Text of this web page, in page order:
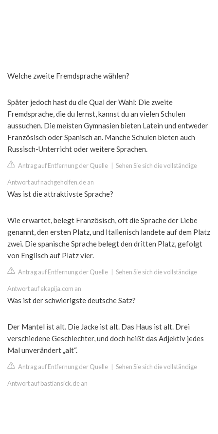
Welche zweite Fremdsprache wählen?
Später jedoch hast du die Qual der Wahl: Die zweite
Fremdsprache, die du lernst, kannst du an vielen Schulen
aussuchen. Die meisten Gymnasien bieten Latein und entweder
Französisch oder Spanisch an. Manche Schulen bieten auch
Russisch-Unterricht oder weitere Sprachen.
Antrag auf Entfernung der Quelle Sehen Sie sich die vollständige
Antwort auf nachgeholfen.de an
Was ist die attraktivste Sprache?
Wie erwartet, belegt Französisch, oft die Sprache der Liebe
genannt, den ersten Platz, und Italienisch landete auf dem Platz
zwei. Die spanische Sprache belegt den dritten Platz, gefolgt
von Englisch auf Platz vier.
Antrag auf Entfernung der Quelle Sehen Sie sich die vollständige
Antwort auf ekapija.com an
Was ist der schwierigste deutsche Satz?
Der Mantel ist alt. Die Jacke ist alt. Das Haus ist alt. Drei
verschiedene Geschlechter, und doch heißt das Adjektiv jedes
Mal unverändert „alt“.
Antrag auf Entfernung der Quelle Sehen Sie sich die vollständige
Antwort auf bastiansick.de an